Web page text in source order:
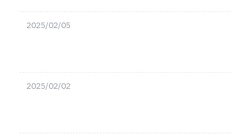
2025/02/05
2025/02/02